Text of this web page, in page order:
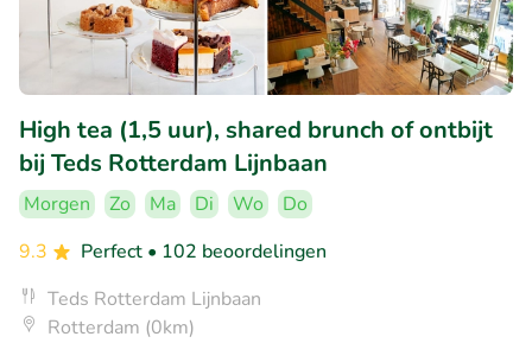
High tea (1,5 uur), shared brunch of ontbijt
bij Teds Rotterdam Lijnbaan
Morgen Zo Ma Di Wo
Do
9.3
Perfect • 102 beoordelingen
Teds Rotterdam Lijnbaan
Rotterdam (0km)